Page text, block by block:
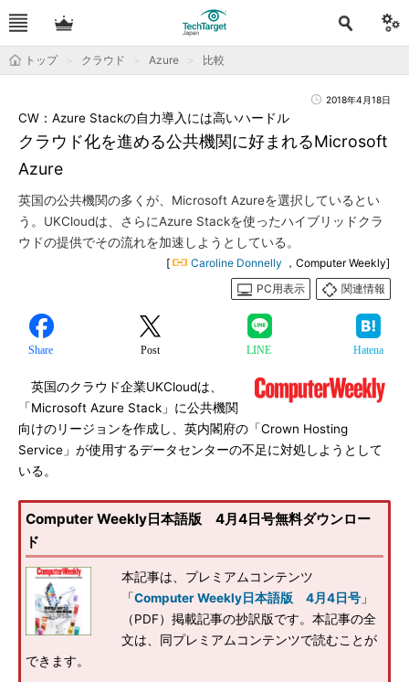
トップ クラウド Azure 比較
2018年4月18日
クラウド化を進める公共機関に好まれるMicrosoft
Azure
CW：Azure Stackの自力導入には高いハードル
英国の公共機関の多くが、Microsoft Azureを選択しているとい
う。UKCloudは、さらにAzure Stackを使ったハイブリッドクラ
ウドの提供でその流れを加速しようとしている。
[ Caroline Donnelly ，Computer Weekly]
PC用表示
関連情報
Share Post LINE Hatena
英国のクラウド企業UKCloudは、
「Microsoft Azure Stack」に公共機関
向けのリージョンを作成し、英内閣府の「Crown Hosting
Service」が使用するデータセンターの不足に対処しようとして
いる。
Computer Weekly日本語版 4月4日号無料ダウンロー
ド
本記事は、プレミアムコンテンツ
「Computer Weekly日本語版 4月4日号 」
（PDF）掲載記事の抄訳版です。本記事の全
文は、同プレミアムコンテンツで読むことが
できます。